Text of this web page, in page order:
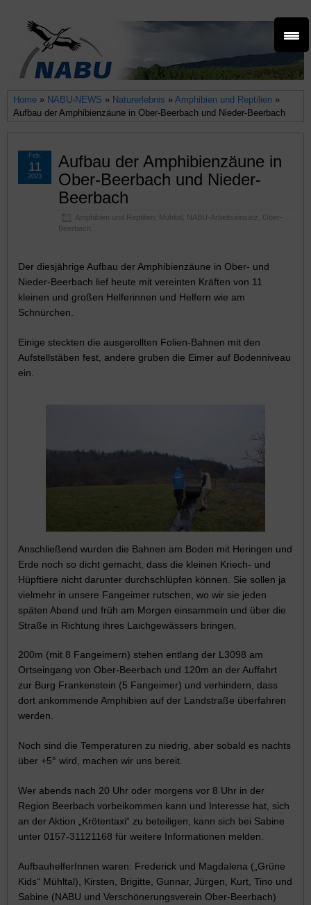
Home » NABU-NEWS » Naturerlebnis » Amphibien und Reptilien »
Aufbau der Amphibienzäune in Ober-Beerbach und Nieder-Beerbach
Aufbau der Amphibienzäune in
Ober-Beerbach und Nieder-
Beerbach
Amphibien und Reptilien Mühltal NABU-Arbeitseinsatz
Ober-
Beerbach
Feb.
11
2023
Der diesjährige Aufbau der Amphibienzäune in Ober- und
Nieder-Beerbach lief heute mit vereinten Kräften von 11
kleinen und großen Helferinnen und Helfern wie am
Schnürchen.
Einige steckten die ausgerollten Folien-Bahnen mit den
Aufstellstäben fest, andere gruben die Eimer auf Bodenniveau
ein.
Anschließend wurden die Bahnen am Boden mit Heringen und
Erde noch so dicht gemacht, dass die kleinen Kriech- und
Hüpftiere nicht darunter durchschlüpfen können. Sie sollen ja
vielmehr in unsere Fangeimer rutschen, wo wir sie jeden
späten Abend und früh am Morgen einsammeln und über die
Straße in Richtung ihres Laichgewässers bringen.
200m (mit 8 Fangeimern) stehen entlang der L3098 am
Ortseingang von Ober-Beerbach und 120m an der Auffahrt
zur Burg Frankenstein (5 Fangeimer) und verhindern, dass
dort ankommende Amphibien auf der Landstraße überfahren
werden.
Noch sind die Temperaturen zu niedrig, aber sobald es nachts
über +5° wird, machen wir uns bereit.
Wer abends nach 20 Uhr oder morgens vor 8 Uhr in der
Region Beerbach vorbeikommen kann und Interesse hat, sich
an der Aktion „Krötentaxi“ zu beteiligen, kann sich bei Sabine
unter 0157-31121168 für weitere Informationen melden.
AufbauhelferInnen waren: Frederick und Magdalena („Grüne
Kids“ Mühltal), Kirsten, Brigitte, Gunnar, Jürgen, Kurt, Tino und
Sabine (NABU und Verschönerungsverein Ober-Beerbach)